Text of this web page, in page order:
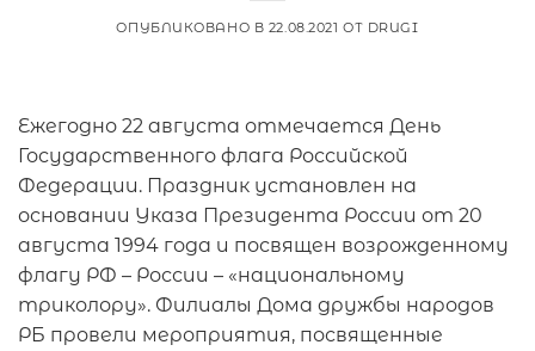
ОПУБЛИКОВАНО В 22.08.2021 ОТ DRUGI
Ежегодно 22 августа отмечается День
Государственного флага Российской
Федерации. Праздник установлен на
основании Указа Президента России от 20
августа 1994 года и посвящен возрожденному
флагу РФ – России – «национальному
триколору». Филиалы Дома дружбы народов
РБ провели мероприятия, посвященные